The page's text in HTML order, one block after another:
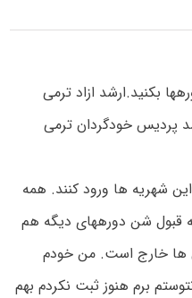
بکنید.ارشد ازاد ترمی
مجازی ترمی ۳.۵م-ارشد پردیس خودگردان ترمی
شهریه ها ورود کنند. همه
قبول شن دورههای دیگه هم
ها خارج است. من خودم
برم هنوز ثبت نکردم بهم